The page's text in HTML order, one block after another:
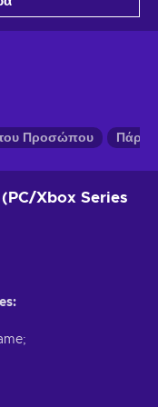
Προσώπου Πάρα
Xbox Series